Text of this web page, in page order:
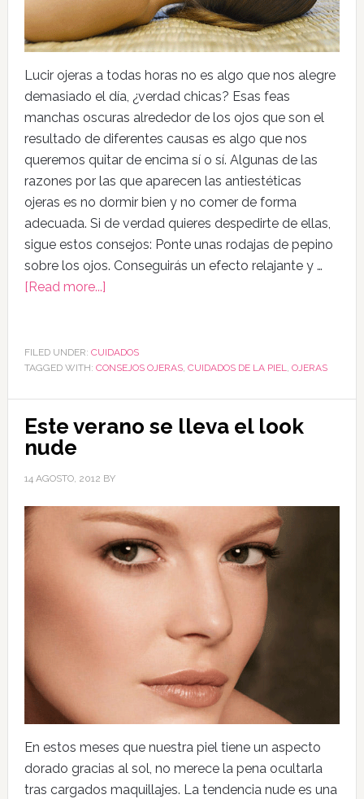
Lucir ojeras a todas horas no es algo que nos alegre
demasiado el día, ¿verdad chicas? Esas feas
manchas oscuras alrededor de los ojos que son el
resultado de diferentes causas es algo que nos
queremos quitar de encima sí o sí. Algunas de las
razones por las que aparecen las antiestéticas
ojeras es no dormir bien y no comer de forma
adecuada. Si de verdad quieres despedirte de ellas,
sigue estos consejos: Ponte unas rodajas de pepino
sobre los ojos. Conseguirás un efecto relajante y …
[Read more...]
FILED UNDER: CUIDADOS
TAGGED WITH: CONSEJOS OJERAS, CUIDADOS DE LA PIEL, OJERAS
Este verano se lleva el look
nude
14 AGOSTO, 2012 BY
En estos meses que nuestra piel tiene un aspecto
dorado gracias al sol, no merece la pena ocultarla
tras cargados maquillajes. La tendencia nude es una